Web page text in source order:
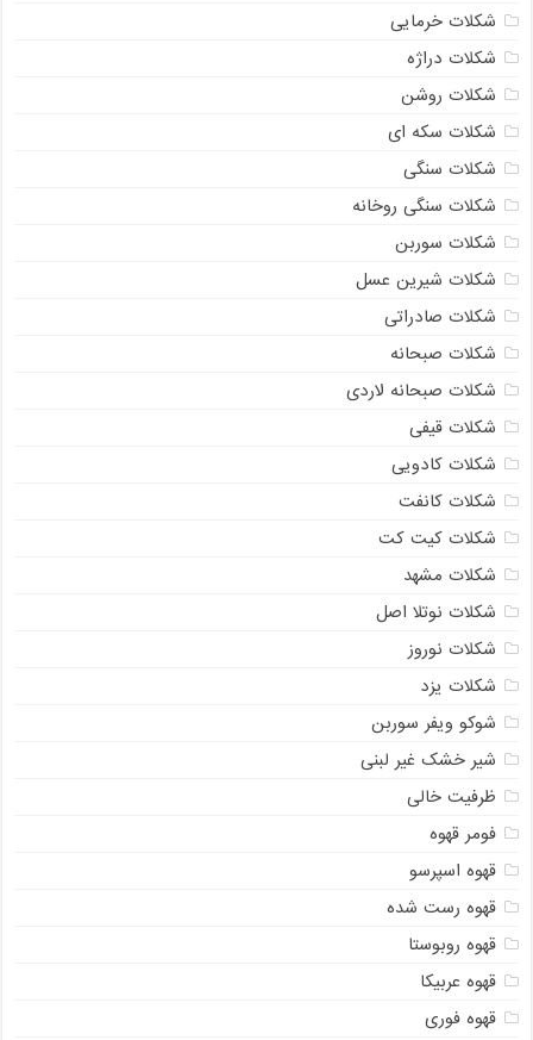
شکلات خرمایی
شکلات دراژه
شکلات روشن
شکلات سکه ای
شکلات سنگی
شکلات سنگی روخانه
شکلات سوربن
شکلات شیرین عسل
شکلات صادراتی
شکلات صبحانه
شکلات صبحانه لاردی
شکلات قیفی
شکلات کادویی
شکلات کانفت
شکلات کیت کت
شکلات مشهد
شکلات نوتلا اصل
شکلات نوروز
شکلات یزد
شوکو ویفر سوربن
شیر خشک غیر لبنی
ظرفیت خالی
فومر قهوه
قهوه اسپرسو
قهوه رست شده
قهوه روبوستا
قهوه عربیکا
قهوه فوری